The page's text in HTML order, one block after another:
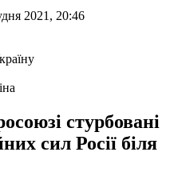
2021, 20:46
стурбовані
сил Росії біля